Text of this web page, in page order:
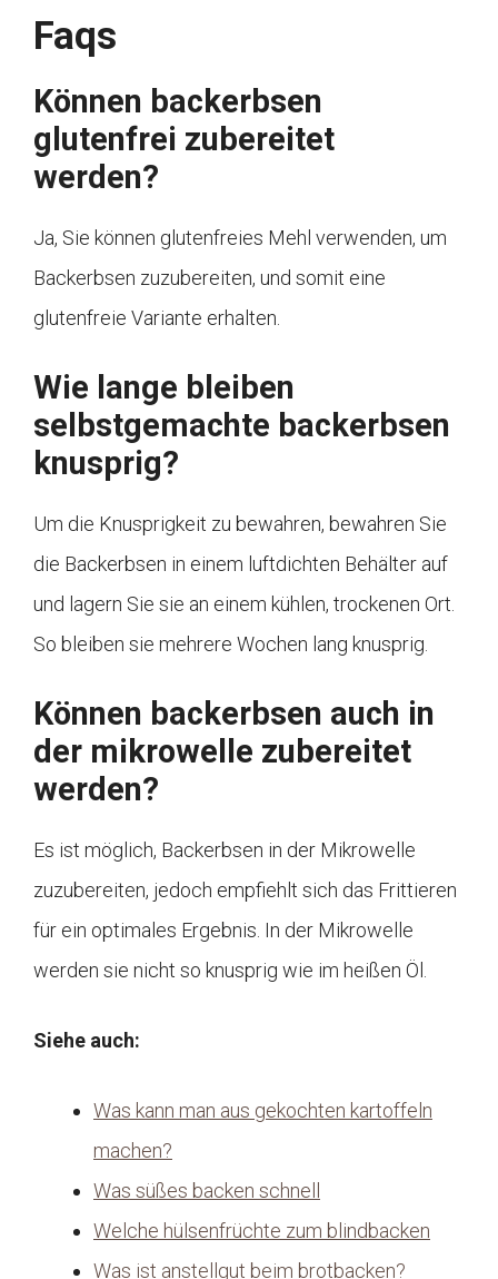
Faqs
Können backerbsen
glutenfrei zubereitet
werden?
Ja, Sie können glutenfreies Mehl verwenden, um
Backerbsen zuzubereiten, und somit eine
glutenfreie Variante erhalten.
Wie lange bleiben
selbstgemachte backerbsen
knusprig?
Um die Knusprigkeit zu bewahren, bewahren Sie
die Backerbsen in einem luftdichten Behälter auf
und lagern Sie sie an einem kühlen, trockenen Ort.
So bleiben sie mehrere Wochen lang knusprig.
Können backerbsen auch in
der mikrowelle zubereitet
werden?
Es ist möglich, Backerbsen in der Mikrowelle
zuzubereiten, jedoch empfiehlt sich das Frittieren
für ein optimales Ergebnis. In der Mikrowelle
werden sie nicht so knusprig wie im heißen Öl.
Siehe auch:
Was kann man aus gekochten kartoffeln
machen?
Was süßes backen schnell
Welche hülsenfrüchte zum blindbacken
Was ist anstellgut beim brotbacken?